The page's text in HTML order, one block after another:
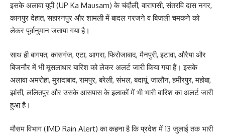
इसके अलावा यूपी (UP Ka Mausam) के चंदौली, वाराणसी, संतरवि दास नगर,
कानपुर देहात, सहारनपुर और शामली में बादल गरजने व बिजली चमकने को
लेकर पूर्वानुमान जताया गया है।
साथ ही बागपत, कासगंज, एटा, आगरा, फिरोजाबाद, मैनपुरी, इटावा, औरैया और
बिजनौर में भी मूसलाधार बारिश को लेकर अलर्ट जारी किया गया हैं। इसके
अलावा अमरोहा, मुरादाबाद, रामपुर, बरेली, संभल, बदायूं, जालौन, हमीरपुर, महोबा,
झांसी, ललितपुर और उसके आसपास के इलाकों में भी भारी बारिश का अलर्ट जारी
हुआ है।
मौसम विभाग (IMD Rain Alert) का कहना है कि प्रदेश में 13 जुलाई तक भारी